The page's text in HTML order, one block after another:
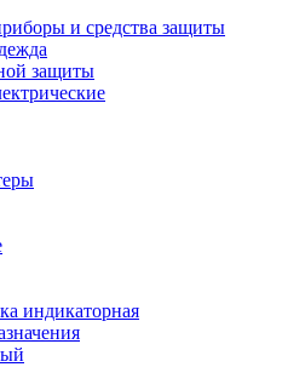
и средства защиты
защиты
индикаторная